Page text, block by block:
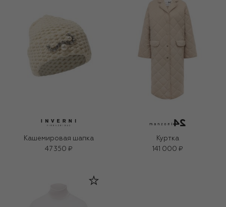
Кашемировая шапка
47 350 ₽
Куртка
141 000 ₽